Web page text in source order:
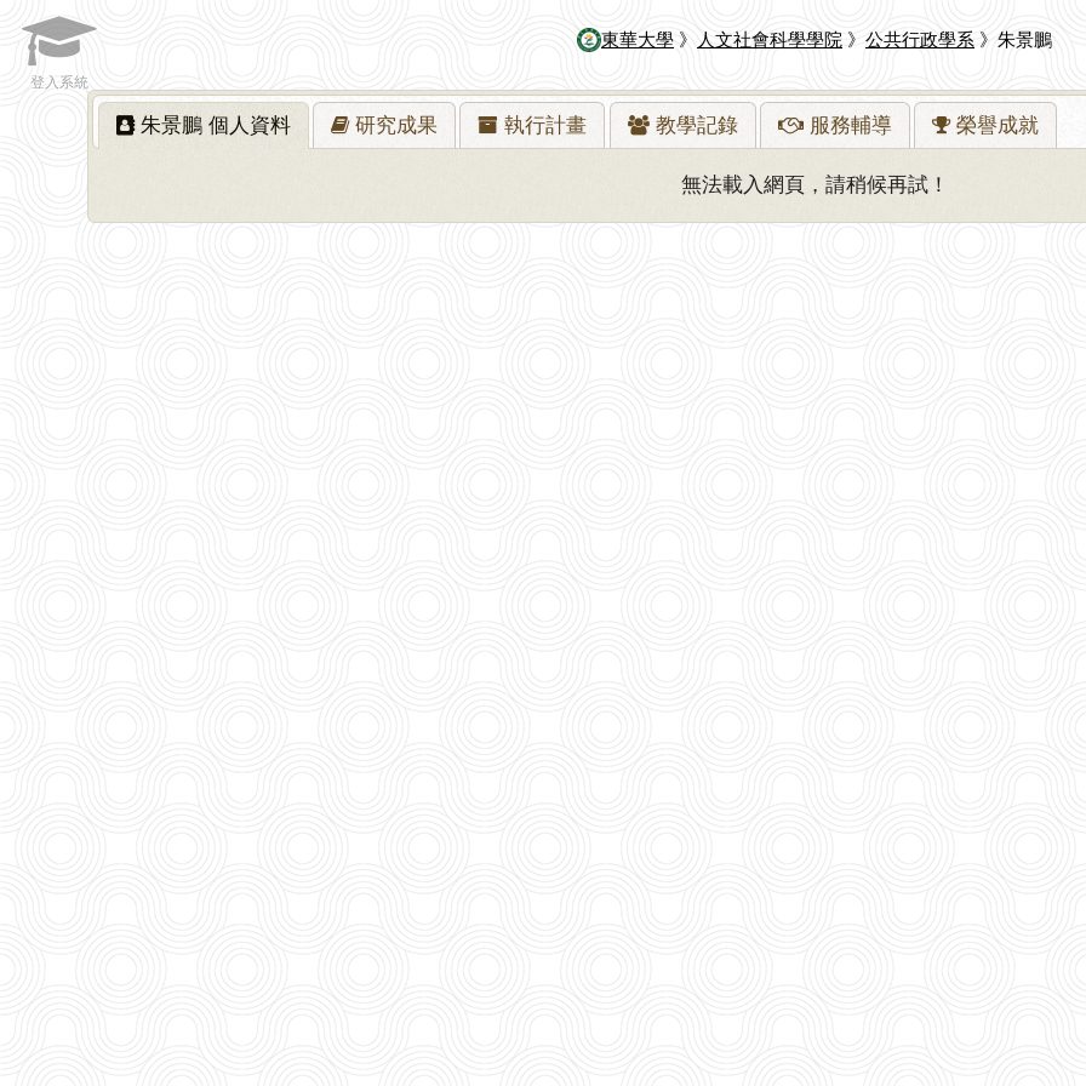
東華大學 》 人文社會科學學院 》 公共行政學系 》朱景鵬
登入系統
朱景鵬 個人資料 研究成果 執行計畫 教學記錄 服務輔導 榮譽成就
無法載入網頁，請稍候再試！